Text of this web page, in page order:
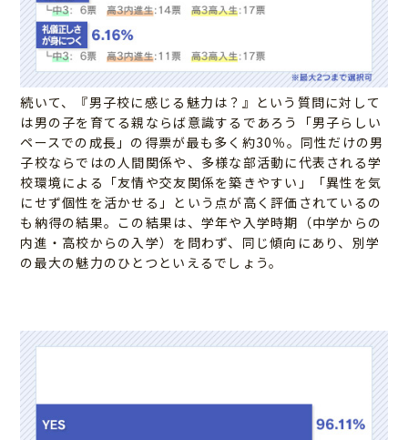
続いて、『男子校に感じる魅力は？』という質問に対して
は男の子を育てる親ならば意識するであろう「男子らしい
ペースでの成長」の得票が最も多く約30％。同性だけの男
子校ならではの人間関係や、多様な部活動に代表される学
校環境による「友情や交友関係を築きやすい」「異性を気
にせず個性を活かせる」という点が高く評価されているの
も納得の結果。この結果は、学年や入学時期（中学からの
内進・高校からの入学）を問わず、同じ傾向にあり、別学
の最大の魅力のひとつといえるでしょう。